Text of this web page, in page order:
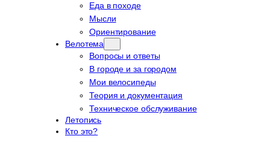
Еда в походе
Мысли
Ориентирование
Велотема
Вопросы и ответы
В городе и за городом
Мои велосипеды
Теория и документация
Техническое обслуживание
Летопись
Кто это?